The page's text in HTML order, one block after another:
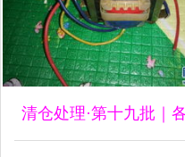
清仓处理·第十九批｜